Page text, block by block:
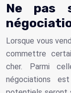
Ne pas
Lorsque vous
commettre
cher. Parmi
négociations